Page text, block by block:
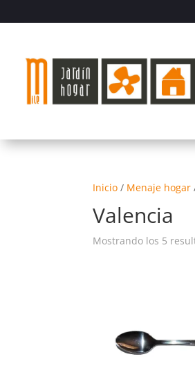
Inicio / Menaje hogar
Valencia
Mostrando los 5